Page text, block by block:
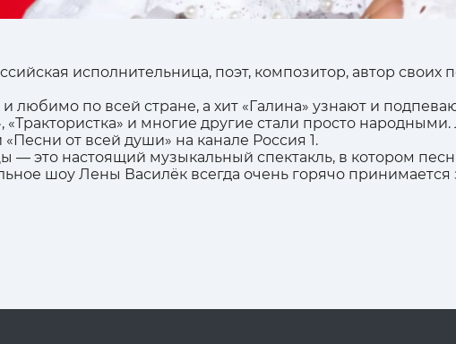
исполнительница, поэт, композитор, автор своих
любимо по всей стране, а хит «Галина» узнают и
«Трактористка» и многие другие стали просто
от всей души» на канале Россия 1.
— это настоящий музыкальный спектакль, в котором
шоу Лены Василёк всегда очень горячо